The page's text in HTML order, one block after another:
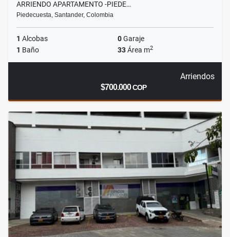
ARRIENDO APARTAMENTO -PIEDE…
Piedecuesta, Santander, Colombia
1 Alcobas 0Garaje
1 Baño 33Área m2
Arriendos
$700.000COP